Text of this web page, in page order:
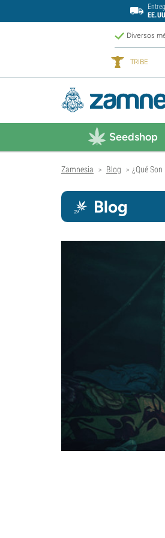
Diversos
TRIBE
Seedshop
Zamnesia > Blog > ¿Qué
Blog